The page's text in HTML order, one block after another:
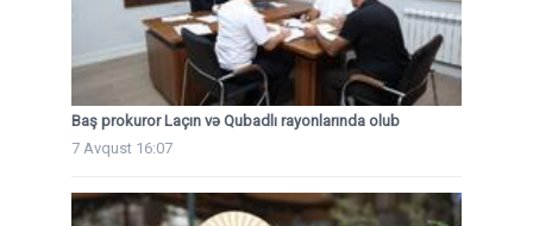
Baş prokuror Laçın və Qubadlı rayonlarında olub
7 Avqust 16:07